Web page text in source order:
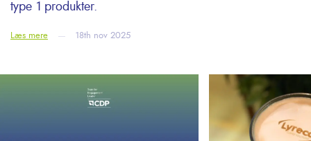
type 1 produkter.
Læs mere 18th nov 2025